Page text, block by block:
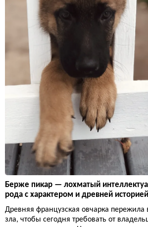
Берже пикар — лохматый
рода с характером и древней историей
Древняя французская овчарка
зла, чтобы сегодня требовать от